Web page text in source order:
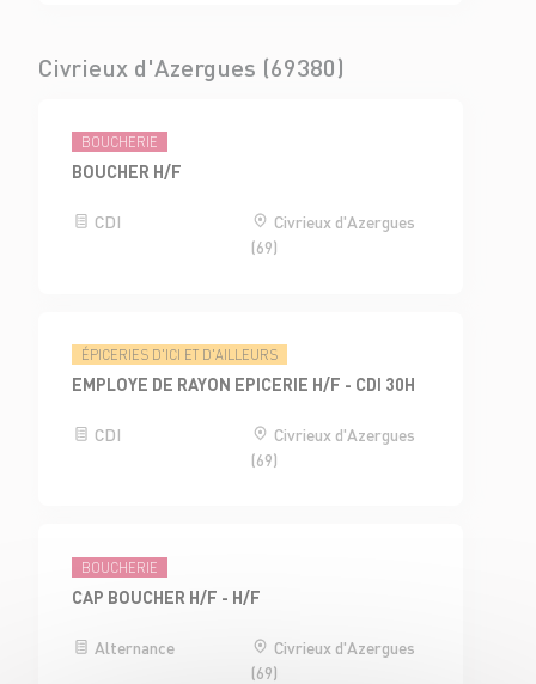
Civrieux d'Azergues (69380)
BOUCHERIE
BOUCHER H/F
CDI
Civrieux d'Azergues
(69)
ÉPICERIES D'ICI ET D'AILLEURS
EMPLOYE DE RAYON EPICERIE H/F - CDI 30H
CDI
Civrieux d'Azergues
(69)
BOUCHERIE
CAP BOUCHER H/F - H/F
Alternance
Civrieux d'Azergues
(69)